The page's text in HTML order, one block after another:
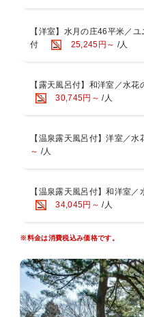
要」空きがあれば何度でもご利
【お食事処】共立リゾート名物
をご用意
【湯上り処】アイスキャンディ
【全客室】「コーヒーミル」セ
【各フロア】一輪挿しをご用意
【４】食事処「つつじ亭」が全
も目で愉しめる水景を設えました
－－－－－－－－－－－－－－
スタンダード1泊2食付き！
※ご予約の際は、お部屋タイプ
◆特徴1：源泉２種を引く贅沢宿
・「水月の庄」：宮ノ下温泉
◆特徴3：男女別で朝晩入替制
滞在中は、温泉自慢の宿で湯め
【洋室】水月の庄46平米／
付
25,245円～ /人
【露天風呂付】和洋室／水
30,745円～ /人
【温泉露天風呂付】洋室／
～ /人
【温泉露天風呂付】和洋室
34,045円～ /人
※料金は消費税込み価格です。